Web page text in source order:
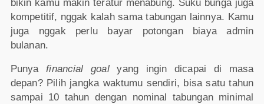
bikin kamu makin teratur menabung. Suku bunga juga
kompetitif, nggak kalah sama tabungan lainnya. Kamu
juga nggak perlu bayar potongan biaya admin
bulanan.
Punyafinancial goalyang ingin dicapai di masa
depan? Pilih jangka waktumu sendiri, bisa satu tahun
sampai 10 tahun dengan nominal tabungan minimal